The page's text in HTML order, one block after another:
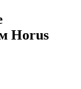
Horus